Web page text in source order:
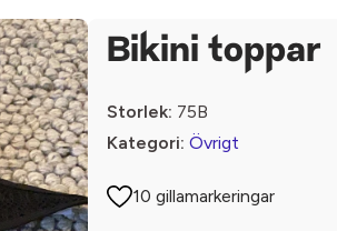
Bikini toppar
Storlek: 75B
Kategori: Övrigt
10 gillamarkeringar